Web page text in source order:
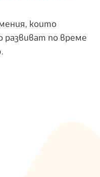
които
развиват по време